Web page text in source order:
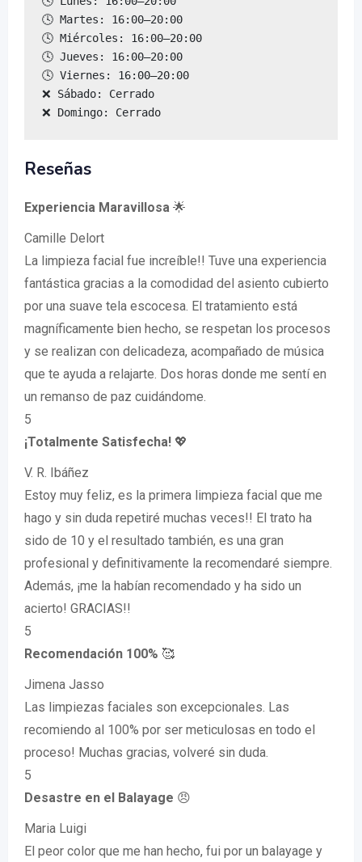
🕓 Martes: 16:00–20:00
🕓 Miércoles: 16:00–20:00
🕓 Jueves: 16:00–20:00
🕓 Viernes: 16:00–20:00
❌ Sábado: Cerrado
❌ Domingo: Cerrado
Reseñas
Experiencia Maravillosa 🌟
Camille Delort
La limpieza facial fue increíble!! Tuve una experiencia
fantástica gracias a la comodidad del asiento cubierto
por una suave tela escocesa. El tratamiento está
magníficamente bien hecho, se respetan los procesos
y se realizan con delicadeza, acompañado de música
que te ayuda a relajarte. Dos horas donde me sentí en
un remanso de paz cuidándome.
5
¡Totalmente Satisfecha! 💖
V. R. Ibáñez
Estoy muy feliz, es la primera limpieza facial que me
hago y sin duda repetiré muchas veces!! El trato ha
sido de 10 y el resultado también, es una gran
profesional y definitivamente la recomendaré siempre.
Además, ¡me la habían recomendado y ha sido un
acierto! GRACIAS!!
5
Recomendación 100% 🥰
Jimena Jasso
Las limpiezas faciales son excepcionales. Las
recomiendo al 100% por ser meticulosas en todo el
proceso! Muchas gracias, volveré sin duda.
5
Desastre en el Balayage 😠
Maria Luigi
El peor color que me han hecho, fui por un balayage y